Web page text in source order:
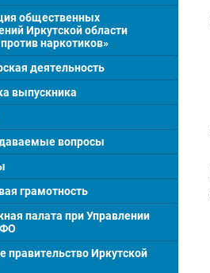
общественных
Иркутской области
наркотиков»
деятельность
выпускника
вопросы
грамотность
палата при Управлении
правительство Иркутской